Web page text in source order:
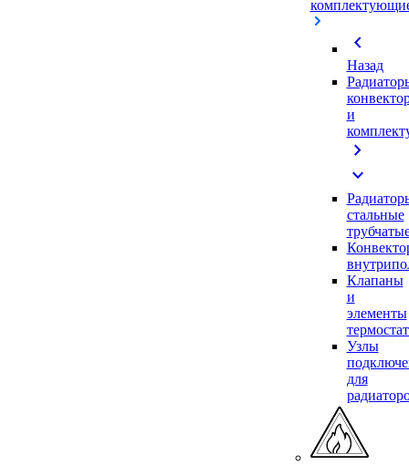
chevron_left
Назад
и
chevron_right
expand_more
стальные
Клапаны
и
элементы
Узлы
для